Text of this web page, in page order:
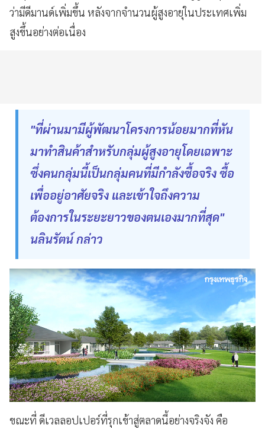
ว่ามีดีมานด์เพิ่มขึ้น หลังจากจำนวนผู้สูงอายุในประเทศเพิ่ม
สูงขึ้นอย่างต่อเนื่อง
"ที่ผ่านมามีผู้พัฒนาโครงการน้อยมากที่หัน
มาทำสินค้าสำหรับกลุ่มผู้สูงอายุโดยเฉพาะ
ซึ่งคนกลุ่มนี้เป็นกลุ่มคนที่มีกำลังซื้อจริง ซื้อ
เพื่ออยู่อาศัยจริง และเข้าใจถึงความ
ต้องการในระยะยาวของตนเองมากที่สุด"
นลินรัตน์ กล่าว
ขณะที่ ดีเวลลอปเปอร์ที่รุกเข้าสู่ตลาดนี้อย่างจริงจัง คือ